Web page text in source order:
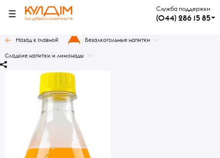
Служба поддержки
(044) 286 15 85
Назад к главной Безалкогольные напитки
Сладкие напитки и лимонады